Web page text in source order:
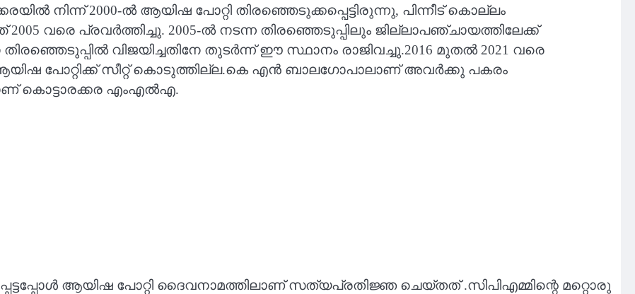
നിന്ന് 2000-ൽ ആയിഷ പോറ്റി തിരഞ്ഞെടുക്കപ്പെട്ടിരുന്നു, പിന്നീട് കൊല്ലം
വരെ പ്രവർത്തിച്ചു. 2005-ൽ നടന്ന തിരഞ്ഞെടുപ്പിലും ജില്ലാപഞ്ചായത്തിലേക്ക്
തിരഞ്ഞെടുപ്പിൽ വിജയിച്ചതിനേ തുടർന്ന് ഈ സ്ഥാനം രാജിവച്ചു.2016 മുതൽ 2021 വരെ
പോറ്റിക്ക് സീറ്റ് കൊടുത്തില്ല.കെ എൻ ബാലഗോപാലാണ് അവർക്കു പകരം
കൊട്ടാരക്കര എംഎൽഎ.
ആയിഷ പോറ്റി ദൈവനാമത്തിലാണ് സത്യപ്രതിജ്ഞ ചെയ്‌തത്‌ .സിപിഎമ്മിന്റെ മറ്റൊരു